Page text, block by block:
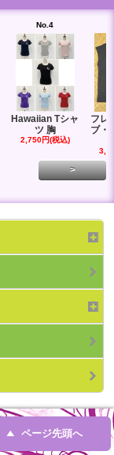
No.4
Hawaiian Tシャ
ツ 胸
2,750円(税込)
フレ
ブ・
>
ページ先頭へ